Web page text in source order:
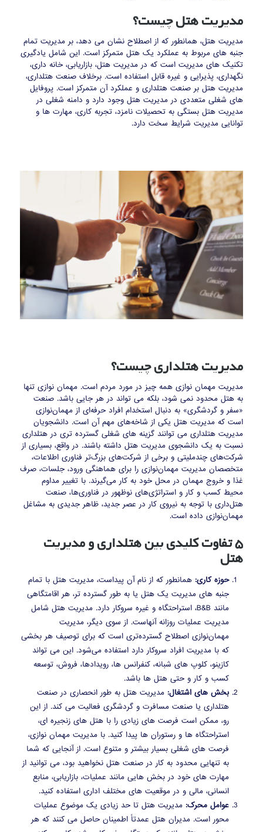
مدیریت هتل چیست؟
مدیریت هتل، همانطور که از اصطلاح نشان می دهد، بر مدیریت تمام
جنبه های مربوط به عملکرد یک هتل متمرکز است. این شامل یادگیری
تکنیک های مدیریت است که در مدیریت هتل، بازاریابی، خانه داری،
نگهداری، پذیرایی و غیره قابل استفاده است. برخلاف صنعت هتلداری،
مدیریت هتل بر صنعت هتلداری و عملکرد آن متمرکز است. پروفایل
های شغلی متعددی در مدیریت هتل وجود دارد و دامنه شغلی در
مدیریت هتل بستگی به تحصیلات نامزد، تجربه کاری، مهارت ها و
توانایی مدیریت شرایط سخت دارد.
مدیریت هتلداری چیست؟
مدیریت مهمان نوازی همه چیز در مورد مردم است. مهمان نوازی تنها
به هتل محدود نمی شود، بلکه می تواند در هر جایی باشد. صنعت
«سفر و گردشگری» به دنبال استخدام افراد حرفه‌ای از مهمان‌نوازی
است که مدیریت هتل یکی از شاخه‌های مهم آن است. دانشجویان
مدیریت هتلداری می توانند گزینه های شغلی گسترده تری در هتلداری
نسبت به یک دانشجوی مدیریت هتل داشته باشند. در واقع، بسیاری از
شرکت‌های چندملیتی و برخی از شرکت‌های بزرگ‌تر فناوری اطلاعات،
متخصصان مدیریت مهمان‌نوازی را برای هماهنگی ورود، جلسات، صرف
غذا و خروج مهمان در محل خود به کار می‌گیرند. با تغییر مداوم
محیط کسب و کار و استراتژی‌های نوظهور در فناوری‌ها، صنعت
هتل‌داری با توجه به نیروی کار در عصر جدید، ظاهر جدیدی به مشاغل
مهمان‌نوازی داده است.
5 تفاوت کلیدی بین هتلداری و مدیریت
هتل
حوزه کاری: همانطور که از نام آن پیداست، مدیریت هتل با تمام
جنبه های مدیریت یک هتل یا به طور گسترده تر، هر اقامتگاهی
مانند B&B، استراحتگاه و غیره سروکار دارد. مدیریت هتل شامل
مدیریت عملیات روزانه آنهاست. از سوی دیگر، مدیریت
مهمان‌نوازی اصطلاح گسترده‌تری است که برای توصیف هر بخشی
که با مدیریت افراد سروکار دارد استفاده می‌شود. این می تواند
کازینو، کلوپ های شبانه، کنفرانس ها، رویدادها، فروش، توسعه
کسب و کار و حتی هتل ها باشد.
بخش های اشتغال: مدیریت هتل به طور انحصاری در صنعت
هتلداری یا صنعت مسافرت و گردشگری فعالیت می کند. از این
رو، ممکن است فرصت های زیادی را با هتل های زنجیره ای،
استراحتگاه ها و رستوران ها پیدا کنید. با مدیریت مهمان نوازی،
فرصت های شغلی بسیار بیشتر و متنوع است. از آنجایی که شما
به تنهایی محدود به کار در صنعت هتل نخواهید بود، می توانید از
مهارت های خود در بخش هایی مانند عملیات، بازاریابی، منابع
انسانی، مالی و در موقعیت های مختلف اداری استفاده کنید.
عوامل محرک: مدیریت هتل تا حد زیادی یک موضوع عملیات
محور است. مدیران هتل عمدتاً اطمینان حاصل می کنند که هر